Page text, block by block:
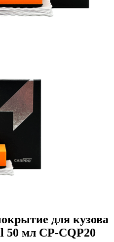
для кузова
50 мл CP-CQP20